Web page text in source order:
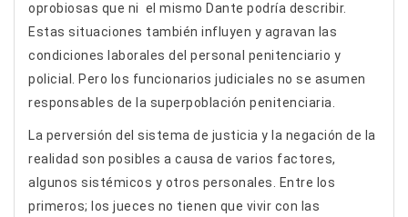
oprobiosas que ni el mismo Dante podría describir.
Estas situaciones también influyen y agravan las
condiciones laborales del personal penitenciario y
policial. Pero los funcionarios judiciales no se asumen
responsables de la superpoblación penitenciaria.
La perversión del sistema de justicia y la negación de la
realidad son posibles a causa de varios factores,
algunos sistémicos y otros personales. Entre los
primeros; los jueces no tienen que vivir con las